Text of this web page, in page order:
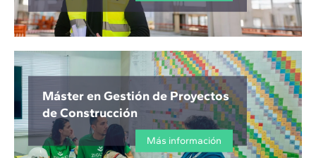
Máster en Gestión de Proyectos
de Construcción
Más información